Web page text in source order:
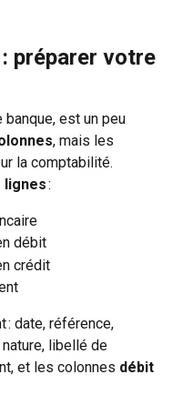
préparer votre
banque, est un peu
, mais les
la comptabilité.
lignes :
débit
crédit
: date, référence,
libellé de
et les colonnes débit